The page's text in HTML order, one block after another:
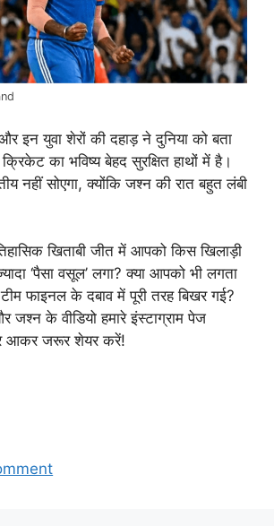
इन युवा शेरों की दहाड़ ने दुनिया को बता
क्रिकेट का भविष्य बेहद सुरक्षित हाथों में है।
नहीं सोएगा, क्योंकि जश्न की रात बहुत लंबी
खिताबी जीत में आपको किस खिलाड़ी
‘पैसा वसूल’ लगा? क्या आपको भी लगता
फाइनल के दबाव में पूरी तरह बिखर गई?
जश्न के वीडियो हमारे इंस्टाग्राम पेज
आकर जरूर शेयर करें!